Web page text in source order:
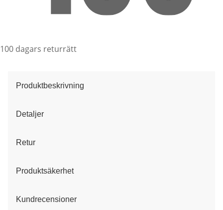
100 dagars returrätt
Produktbeskrivning
Detaljer
Retur
Produktsäkerhet
Kundrecensioner